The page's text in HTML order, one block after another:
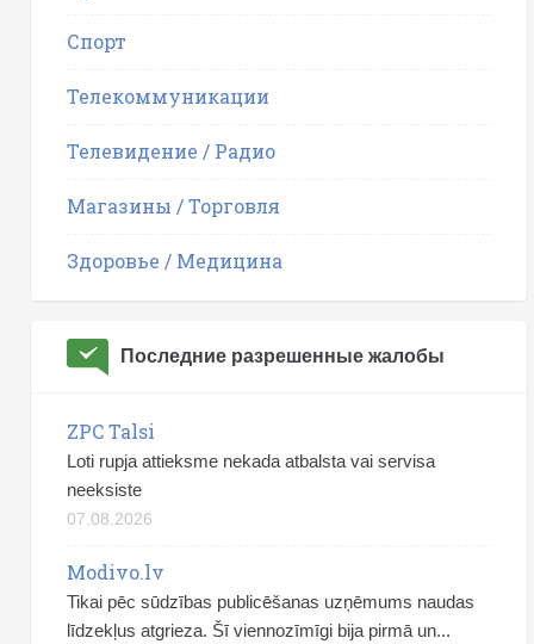
Спорт
Телекоммуникации
Телевидение / Радио
Магазины / Торговля
Здоровье / Медицина
Последние разрешенные жалобы
ZPC Talsi
Loti rupja attieksme nekada atbalsta vai servisa
neeksiste
07.08.2026
Modivo.lv
Tikai pēc sūdzības publicēšanas uzņēmums naudas
līdzekļus atgrieza. Šī viennozīmīgi bija pirmā un...